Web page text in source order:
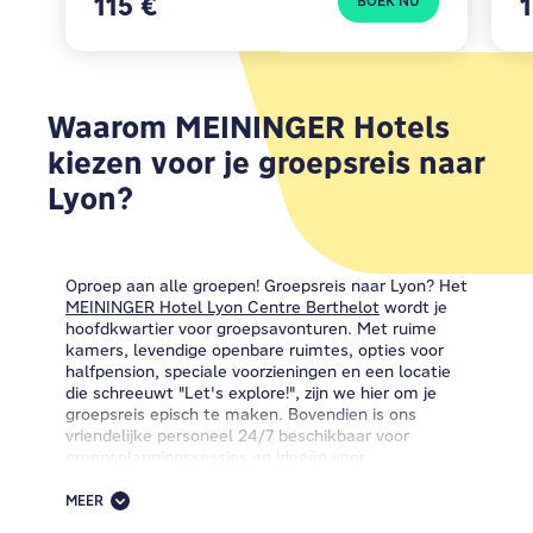
Waarom MEININGER Hotels
kiezen voor je groepsreis naar
Lyon?
Oproep aan alle groepen! Groepsreis naar Lyon? Het
MEININGER Hotel Lyon Centre Berthelot wordt je
hoofdkwartier voor groepsavonturen. Met ruime
kamers, levendige openbare ruimtes, opties voor
halfpension, speciale voorzieningen en een locatie
die schreeuwt "Let's explore!", zijn we hier om je
groepsreis episch te maken. Bovendien is ons
vriendelijke personeel 24/7 beschikbaar voor
groepsplanningssessies en ideeën voor
MEER